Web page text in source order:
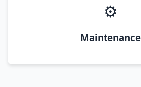
⚙️
Maintenance